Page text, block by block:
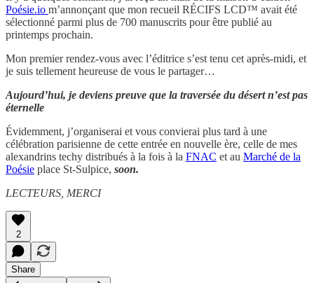
Poésie.io m’annonçant que mon recueil RÉCIFS LCD™ avait été
sélectionné parmi plus de 700 manuscrits pour être publié au
printemps prochain.
Mon premier rendez-vous avec l’éditrice s’est tenu cet après-midi, et
je suis tellement heureuse de vous le partager…
Aujourd’hui, je deviens preuve que la traversée du désert n’est pas
éternelle
Évidemment, j’organiserai et vous convierai plus tard à une
célébration parisienne de cette entrée en nouvelle ère, celle de mes
alexandrins techy distribués à la fois à la FNAC et au Marché de la
Poésie place St-Sulpice, soon.
LECTEURS, MERCI
2
Share